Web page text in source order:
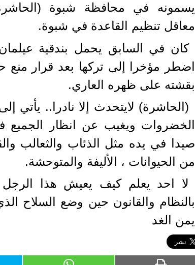
يسمونه في محافظة شبوة
معاقل تنظيم القاعدة في شبوة.
كان في السابق يحمل بندقية
اضطر مؤخرا إلى تركها بعد قرار منع
بقشته على ظهره العاري.
(الحاشرة) لايتحدث إلا نادرا..
الخضروات ويغيب عن انظار الجميع
صيدا في يده مثل الذئاب والثعالب
من الحيوانات ، الأليفة والمتوحشة.
لا احد يعلم كيف يعيش هذا الرجل
بالنظام والقانون حين وضع السلاح
يمن الغد